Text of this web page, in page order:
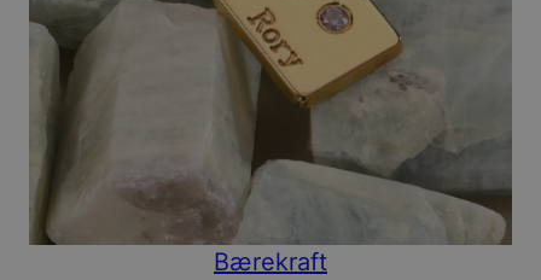
Bærekraft